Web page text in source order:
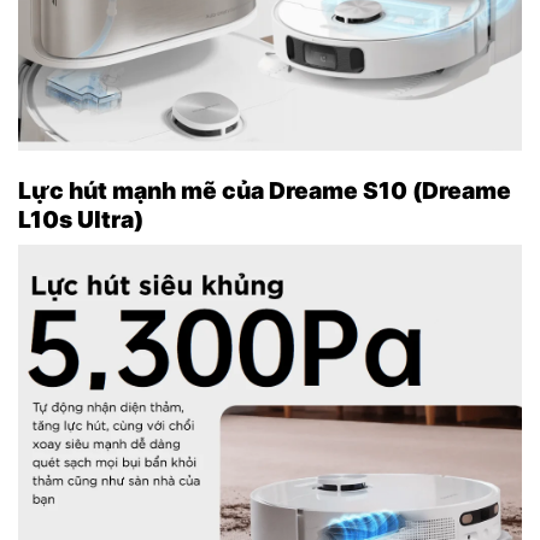
Lực hút mạnh mẽ của Dreame S10 (Dreame
L10s Ultra)